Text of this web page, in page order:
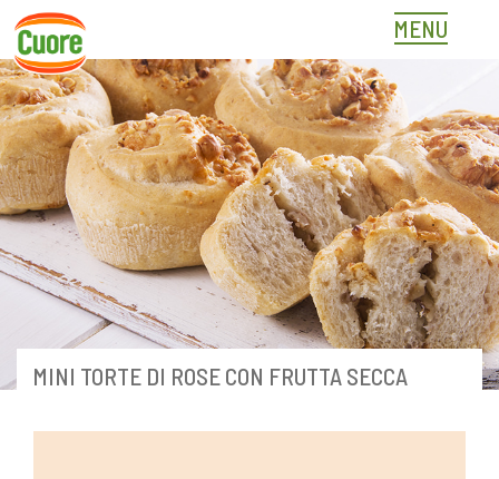
Skip
content
MENU
MINI TORTE DI ROSE CON FRUTTA SECCA